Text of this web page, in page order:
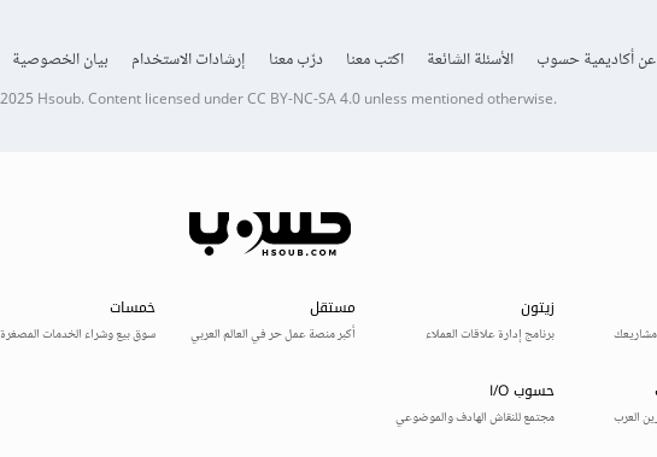
عن أكاديمية حسوب الأسئلة الشائعة اكتب معنا درّب معنا إرشادات الاستخدام بيان الخصوصية
Hsoub.Content licensed underCC BY-NC-SA 4.0unless mentioned otherwise.